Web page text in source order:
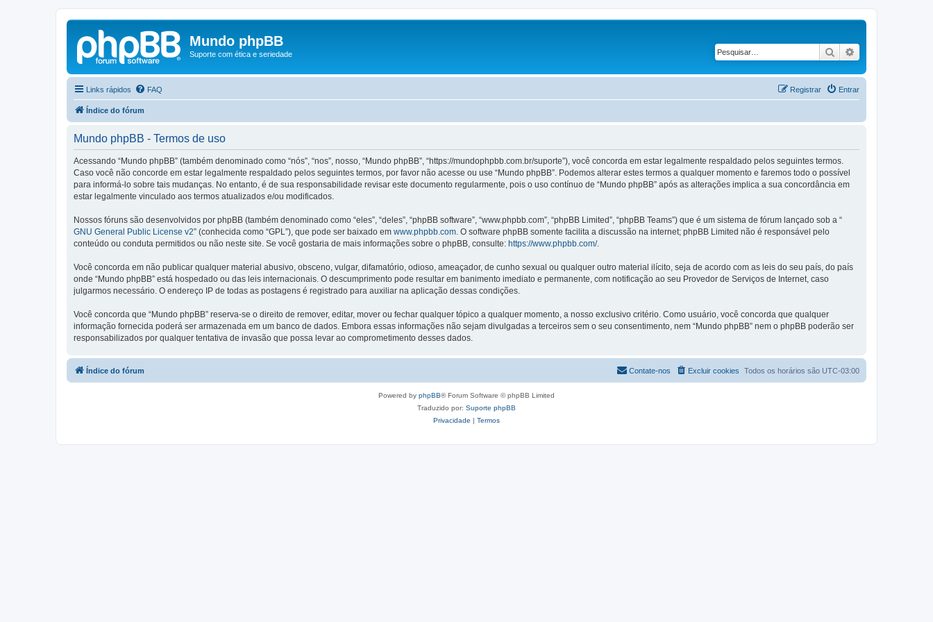
Mundo phpBB
Suporte com ética e seriedade Pesquisar
Links rápidos FAQ Entrar
Registrar
Índice do fórum
Mundo phpBB - Termos de uso
Acessando “Mundo phpBB” (também denominado como “nós”, “nos”, nosso, “Mundo phpBB”, “https://mundophpbb.com.br/suporte”), você concorda em estar legalmente respaldado pelos seguintes termos.
Caso você não concorde em estar legalmente respaldado pelos seguintes termos, por favor não acesse ou use “Mundo phpBB”. Podemos alterar estes termos a qualquer momento e faremos todo o possível
para informá-lo sobre tais mudanças. No entanto, é de sua responsabilidade revisar este documento regularmente, pois o uso contínuo de “Mundo phpBB” após as alterações implica a sua concordância em
estar legalmente vinculado aos termos atualizados e/ou modificados.
Nossos fóruns são desenvolvidos por phpBB (também denominado como “eles”, “deles”, “phpBB software”, “www.phpbb.com”, “phpBB Limited”, “phpBB Teams”) que é um sistema de fórum lançado sob a “
GNU General Public License v2” (conhecida como “GPL”), que pode ser baixado em www.phpbb.com . O software phpBB somente facilita a discussão na internet; phpBB Limited não é responsável pelo
conteúdo ou conduta permitidos ou não neste site. Se você gostaria de mais informações sobre o phpBB, consulte: https://www.phpbb.com/.
Você concorda em não publicar qualquer material abusivo, obsceno, vulgar, difamatório, odioso, ameaçador, de cunho sexual ou qualquer outro material ilícito, seja de acordo com as leis do seu país, do país
onde “Mundo phpBB” está hospedado ou das leis internacionais. O descumprimento pode resultar em banimento imediato e permanente, com notificação ao seu Provedor de Serviços de Internet, caso
julgarmos necessário. O endereço IP de todas as postagens é registrado para auxiliar na aplicação dessas condições.
Você concorda que “Mundo phpBB” reserva-se o direito de remover, editar, mover ou fechar qualquer tópico a qualquer momento, a nosso exclusivo critério. Como usuário, você concorda que qualquer
informação fornecida poderá ser armazenada em um banco de dados. Embora essas informações não sejam divulgadas a terceiros sem o seu consentimento, nem “Mundo phpBB” nem o phpBB poderão ser
responsabilizados por qualquer tentativa de invasão que possa levar ao comprometimento desses dados.
Índice do fórum Todos os horários são UTC-03:00
Excluir cookies
Contate-nos
Powered by phpBB® Forum Software © phpBB Limited
Traduzido por: Suporte phpBB
Privacidade | Termos